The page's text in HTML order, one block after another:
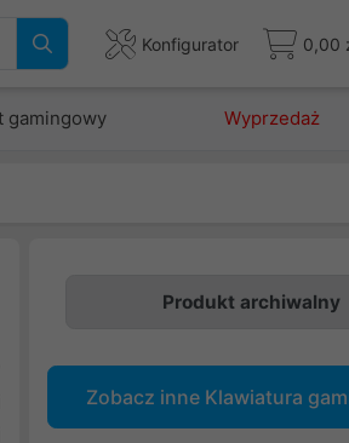
Konfigurator 0,00
gamingowy Wyprzedaż
Produkt archiwalny
Zobacz inne Klawiatura